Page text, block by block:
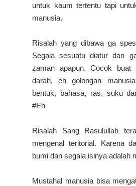
untuk kaum tertentu tapi
manusia.
Risalah yang dibawa ga
Segala sesuatu diatur dan
zaman apapun. Cocok buat
darah, eh golongan
bentuk, bahasa, ras, suku
#Eh
Risalah Sang Rasulullah
mengenal teritorial. Karena
bumi dan segala isinya adalah
Mustahal manusia bisa